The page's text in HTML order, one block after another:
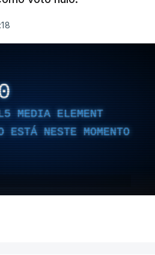
MEDIA ELEMENT
ESTÁ NESTE MOMENTO